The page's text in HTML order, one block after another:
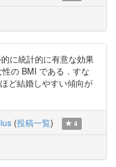
に統計的に有意な効果
の BMI である．すな
ど結婚しやすい傾向が
(投稿一覧) 4